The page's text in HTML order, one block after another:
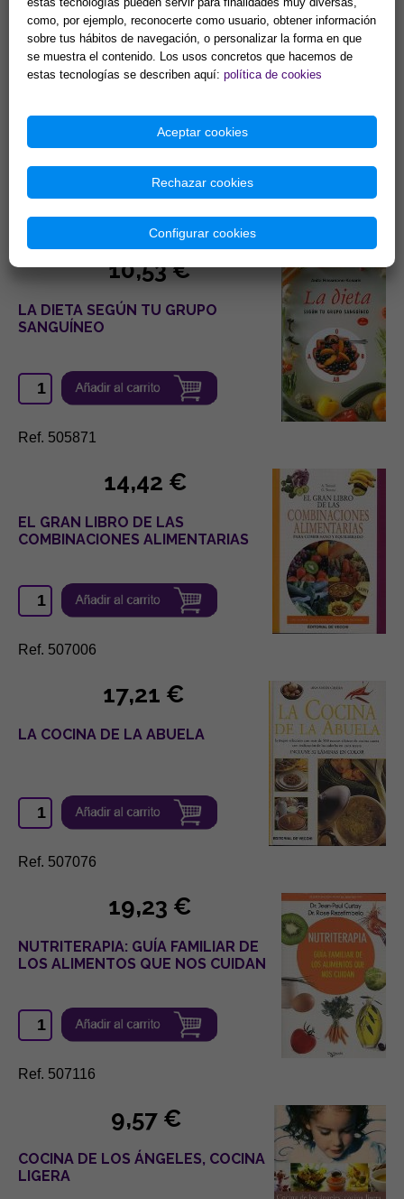
15,38 €
DIETA HORMONAL: EL RÉGIMEN
ACTUANDO EN LA RAÍZ DE TU
Ref. 5052053
10,53 €
LA DIETA SEGÚN TU GRUPO
SANGUÍNEO
Ref. 505871
14,42 €
EL GRAN LIBRO DE LAS
COMBINACIONES ALIMENTARIAS
Ref. 507006
17,21 €
LA COCINA DE LA ABUELA
Ref. 507076
19,23 €
NUTRITERAPIA: GUÍA FAMILIAR DE
LOS ALIMENTOS QUE NOS CUIDAN
Ref. 507116
9,57 €
COCINA DE LOS ÁNGELES, COCINA
LIGERA
como, por ejemplo, reconocerte como usuario, obtener información
sobre tus hábitos de navegación, o personalizar la forma en que
se muestra el contenido. Los usos concretos que hacemos de
estas tecnologías se describen aquí: política de cookies
Aceptar cookies
Rechazar cookies
Configurar cookies